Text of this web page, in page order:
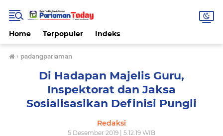
Home Terpopuler Indeks
› padangpariaman
Di Hadapan Majelis Guru,
Inspektorat dan Jaksa
Sosialisasikan Definisi Pungli
Redaksi
5 Desember 2019 | 5.12.19 WIB